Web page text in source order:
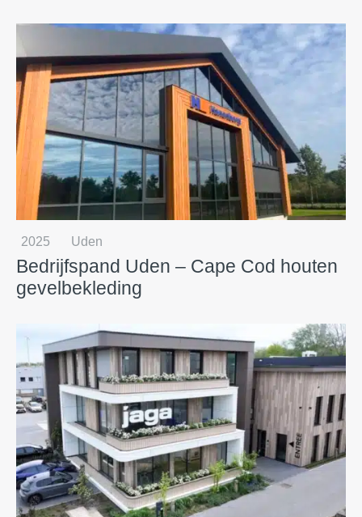
2025 Uden
Bedrijfspand Uden – Cape Cod houten
gevelbekleding